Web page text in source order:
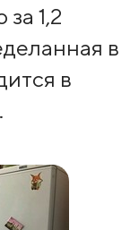
1,2
в
в